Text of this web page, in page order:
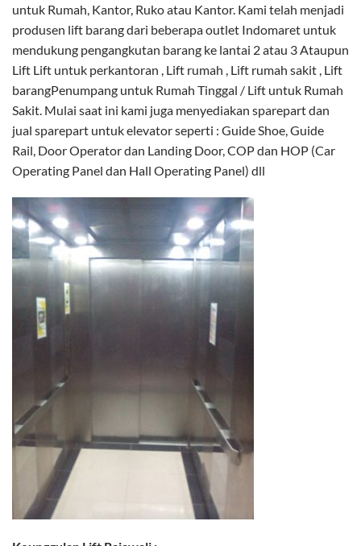
untuk Rumah, Kantor, Ruko atau Kantor. Kami telah menjadi
produsen lift barang dari beberapa outlet Indomaret untuk
mendukung pengangkutan barang ke lantai 2 atau 3 Ataupun
Lift Lift untuk perkantoran , Lift rumah , Lift rumah sakit , Lift
barangPenumpang untuk Rumah Tinggal / Lift untuk Rumah
Sakit. Mulai saat ini kami juga menyediakan sparepart dan
jual sparepart untuk elevator seperti : Guide Shoe, Guide
Rail, Door Operator dan Landing Door, COP dan HOP (Car
Operating Panel dan Hall Operating Panel) dll